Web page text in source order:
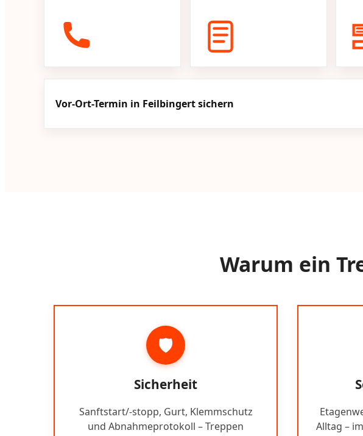
Vor-Ort-Termin in Feilbingert sichern
Warum ein
🛡️
Sicherheit
Sanftstart/-stopp, Gurt, Klemmschutz
und Abnahmeprotokoll – Treppen
Alltag –